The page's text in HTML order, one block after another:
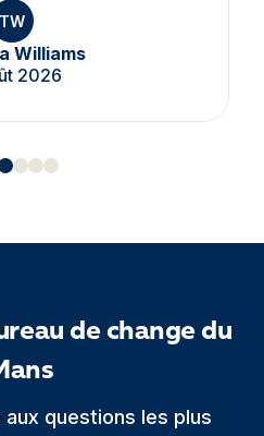
TW
Williams
2026
de change du
questions les plus